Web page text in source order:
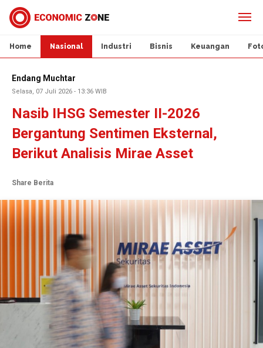
Home Nasional Industri Bisnis Keuangan
Endang Muchtar
Selasa, 07 Juli 2026 - 13:36 WIB
Nasib IHSG Semester II-2026
Bergantung Sentimen Eksternal,
Berikut Analisis Mirae Asset
Share Berita